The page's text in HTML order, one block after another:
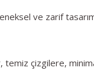
ve zarif
temiz çizgilere,